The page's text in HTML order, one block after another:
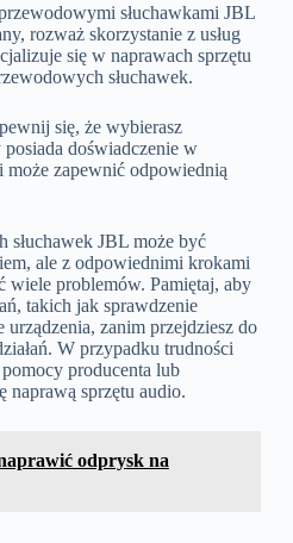
słuchawkami JBL
rozważ skorzystanie z usług
się w naprawach sprzętu
słuchawek.
się, że wybierasz
doświadczenie w
może zapewnić odpowiednią
słuchawek JBL może być
ale z odpowiednimi krokami
wiele problemów. Pamiętaj, aby
takich jak sprawdzenie
urządzenia, zanim przejdziesz do
W przypadku trudności
producenta lub
naprawą sprzętu audio.
odprysk na